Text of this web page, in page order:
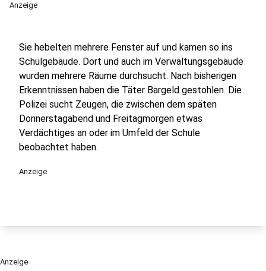
Anzeige
Sie hebelten mehrere Fenster auf und kamen so ins
Schulgebäude. Dort und auch im Verwaltungsgebäude
wurden mehrere Räume durchsucht. Nach bisherigen
Erkenntnissen haben die Täter Bargeld gestohlen. Die
Polizei sucht Zeugen, die zwischen dem späten
Donnerstagabend und Freitagmorgen etwas
Verdächtiges an oder im Umfeld der Schule
beobachtet haben.
Anzeige
Anzeige